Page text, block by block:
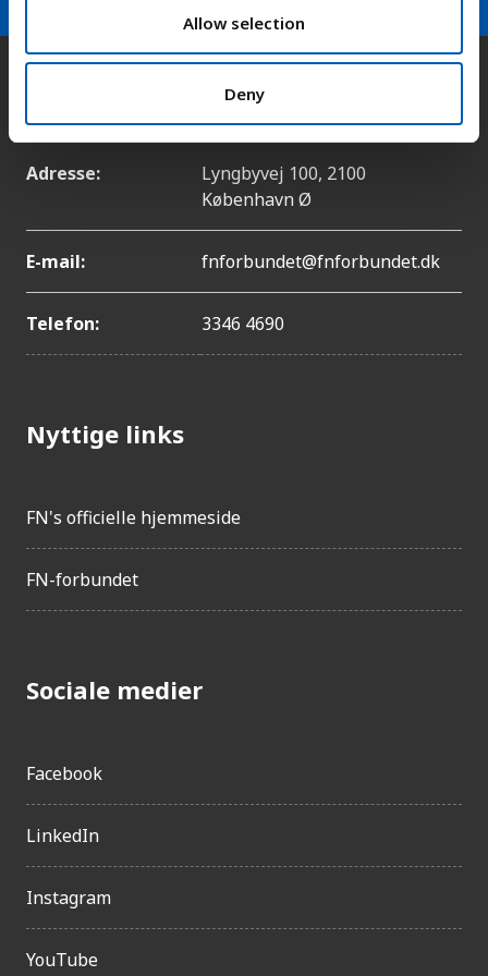
Allow selection
Deny
Adresse:
Lyngbyvej 100, 2100
København Ø
E-mail: fnforbundet@fnforbundet.dk
Telefon: 3346 4690
Nyttige links
FN's officielle hjemmeside
FN-forbundet
Sociale medier
Facebook
LinkedIn
Instagram
YouTube